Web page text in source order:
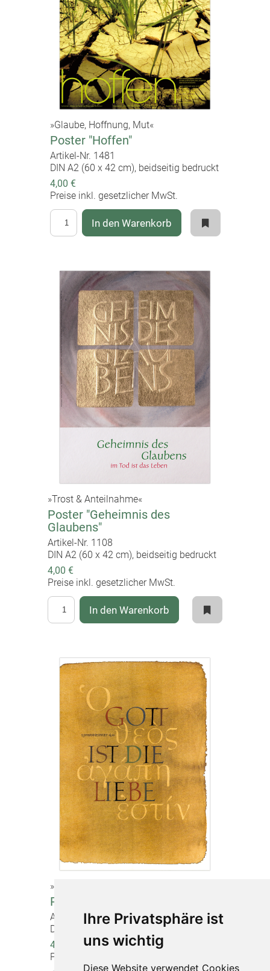
Ihre Privatsphäre ist
uns wichtig
Diese Website verwendet Cookies
»Glaube, Hoffnung, Mut«
Poster "Hoffen"
Artikel-Nr. 1481
DIN A2 (60 x 42 cm), beidseitig bedruckt
4,00 €
Preise inkl. gesetzlicher MwSt.
In den Warenkorb
»Trost & Anteilnahme«
Poster "Geheimnis des
Glaubens"
Artikel-Nr. 1108
DIN A2 (60 x 42 cm), beidseitig bedruckt
4,00 €
Preise inkl. gesetzlicher MwSt.
In den Warenkorb
»Ermutigung«
Poster "Gott ist die Liebe"
Artikel-Nr. 1691
DIN A2 (60 x 42 cm), beidseitig bedruckt
4,00 €
Preise inkl. gesetzlicher MwSt.